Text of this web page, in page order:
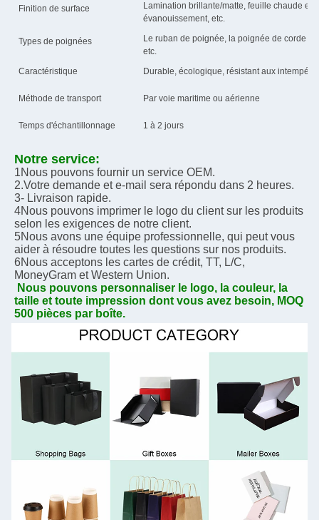
Finition de surface
Lamination brillante/matte, feuille chaude
évanouissement, etc.
Types de poignées
Le ruban de poignée, la poignée de corde
etc.
Caractéristique
Durable, écologique, résistant aux
Méthode de transport Par voie maritime ou aérienne
Temps d'échantillonnage 1 à 2 jours
Notre service:
1Nous pouvons fournir un service OEM.
2.Votre demande et e-mail sera répondu dans 2 heures.
3- Livraison rapide.
4Nous pouvons imprimer le logo du client sur les produits
selon les exigences de notre client.
5Nous avons une équipe professionnelle, qui peut vous
aider à résoudre toutes les questions sur nos produits.
6Nous acceptons les cartes de crédit, TT, L/C,
MoneyGram et Western Union.
Nous pouvons personnaliser le logo, la couleur, la
taille et toute impression dont vous avez besoin, MOQ
500 pièces par boîte.